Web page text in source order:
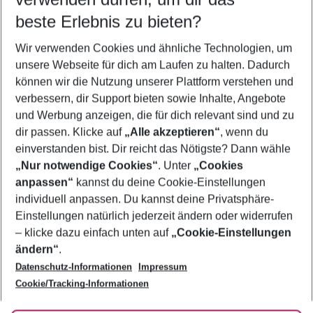
5-8 Nächte
2 Erwachsene Keine Kinder
Mehr Filter anzeigen
Footer
Footer navigation
Über uns
AGB
Bestpreisgarantie
Cookie-Einstellungen ändern
Cookie-Richtlinie
Agenturbetreuung
Barrierefreies Reisen
Folge uns
beste Erlebnis zu bieten?
Wir verwenden Cookies und ähnliche Technologien, um
unsere Webseite für dich am Laufen zu halten. Dadurch
können wir die Nutzung unserer Plattform verstehen und
verbessern, dir Support bieten sowie Inhalte, Angebote
und Werbung anzeigen, die für dich relevant sind und zu
dir passen. Klicke auf „Alle akzeptieren“, wenn du
einverstanden bist. Dir reicht das Nötigste? Dann wähle
„Nur notwendige Cookies“. Unter „Cookies
anpassen“ kannst du deine Cookie-Einstellungen
individuell anpassen. Du kannst deine Privatsphäre-
Einstellungen natürlich jederzeit ändern oder widerrufen
– klicke dazu einfach unten auf „Cookie-Einstellungen
ändern“.
Datenschutz-Informationen
Impressum
Cookie/Tracking-Informationen